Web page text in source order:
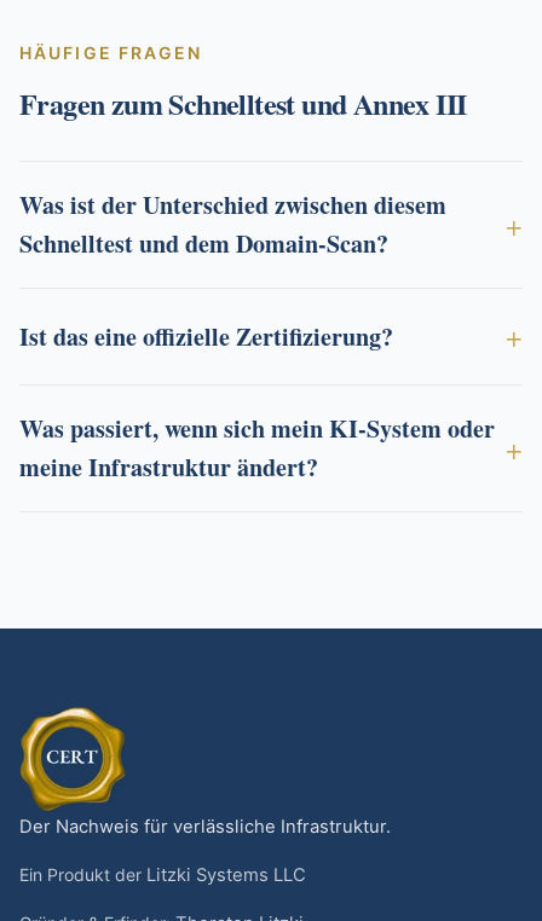
HÄUFIGE FRAGEN
Fragen zum Schnelltest und Annex III
Was ist der Unterschied zwischen diesem
Schnelltest und dem Domain-Scan?
Ist das eine offizielle Zertifizierung?
Was passiert, wenn sich mein KI-System oder
meine Infrastruktur ändert?
Der Nachweis für verlässliche Infrastruktur.
Ein Produkt der Litzki Systems LLC